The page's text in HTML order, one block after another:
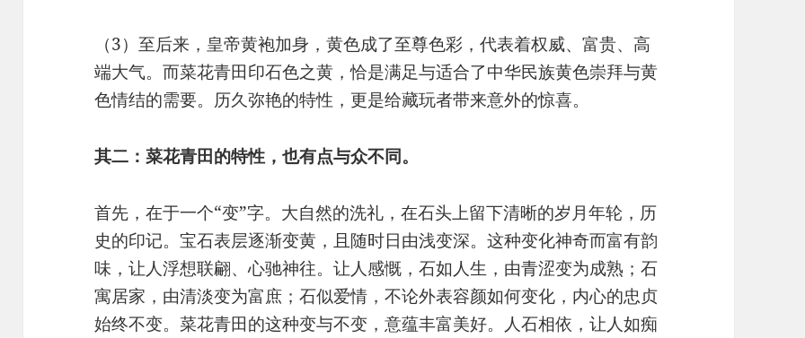
（3）至后来，皇帝黄袍加身，黄色成了至尊色彩，代表着权威、富贵、高
端大气。而菜花青田印石色之黄，恰是满足与适合了中华民族黄色崇拜与黄
色情结的需要。历久弥艳的特性，更是给藏玩者带来意外的惊喜。
其二：菜花青田的特性，也有点与众不同。
首先，在于一个“变”字。大自然的洗礼，在石头上留下清晰的岁月年轮，历
史的印记。宝石表层逐渐变黄，且随时日由浅变深。这种变化神奇而富有韵
味，让人浮想联翩、心驰神往。让人感慨，石如人生，由青涩变为成熟；石
寓居家，由清淡变为富庶；石似爱情，不论外表容颜如何变化，内心的忠贞
始终不变。菜花青田的这种变与不变，意蕴丰富美好。人石相依，让人如痴